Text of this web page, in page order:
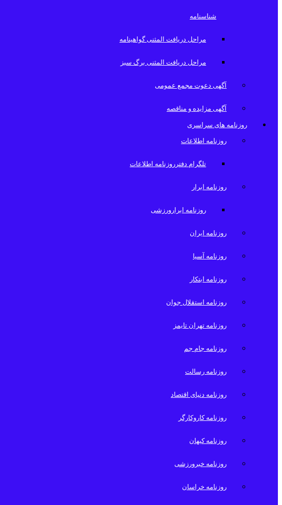
شناسنامه
مراحل دریافت المثنی گواهینامه
مراحل دریافت المثنی برگ سبز
آگهی دعوت مجمع عمومی
آگهی مزایده و مناقصه
روزنامه های سراسری
روزنامه اطلاعات
تلگرام دفترروزنامه اطلاعات
روزنامه ابرار
روزنامه ابرارورزشی
روزنامه ایران
روزنامه آسیا
روزنامه ابتکار
روزنامه استقلال جوان
روزنامه تهران تایمز
روزنامه جام جم
روزنامه رسالت
روزنامه دنیای اقتصاد
روزنامه کاروکارگر
روزنامه کیهان
روزنامه خبرورزشی
روزنامه خراسان